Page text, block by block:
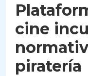
cine
piratería